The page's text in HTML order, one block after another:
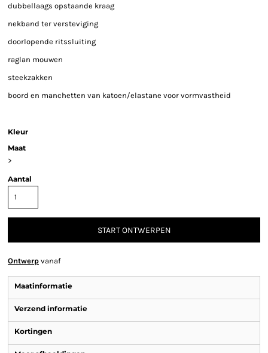
dubbellaags opstaande kraag
nekband ter versteviging
doorlopende ritssluiting
raglan mouwen
steekzakken
boord en manchetten van katoen/elastane voor vormvastheid
Kleur
Maat
>
Aantal
START ONTWERPEN
Ontwerp vanaf
Maatinformatie
Verzend informatie
Kortingen